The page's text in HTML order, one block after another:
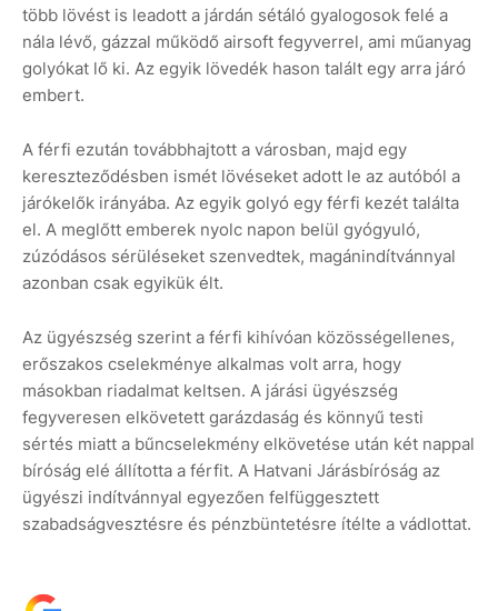
több lövést is leadott a járdán sétáló gyalogosok felé a
nála lévő, gázzal működő airsoft fegyverrel, ami műanyag
golyókat lő ki. Az egyik lövedék hason talált egy arra járó
embert.
A férfi ezután továbbhajtott a városban, majd egy
kereszteződésben ismét lövéseket adott le az autóból a
járókelők irányába. Az egyik golyó egy férfi kezét találta
el. A meglőtt emberek nyolc napon belül gyógyuló,
zúzódásos sérüléseket szenvedtek, magánindítvánnyal
azonban csak egyikük élt.
Az ügyészség szerint a férfi kihívóan közösségellenes,
erőszakos cselekménye alkalmas volt arra, hogy
másokban riadalmat keltsen. A járási ügyészség
fegyveresen elkövetett garázdaság és könnyű testi
sértés miatt a bűncselekmény elkövetése után két nappal
bíróság elé állította a férfit. A Hatvani Járásbíróság az
ügyészi indítvánnyal egyezően felfüggesztett
szabadságvesztésre és pénzbüntetésre ítélte a vádlottat.